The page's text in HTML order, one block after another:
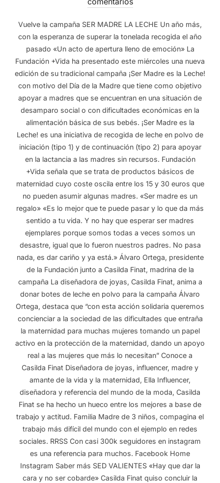
Vuelve la campaña SER MADRE LA LECHE Un año más,
con la esperanza de superar la tonelada recogida el año
pasado «Un acto de apertura lleno de emoción» La
Fundación +Vida ha presentado este miércoles una nueva
edición de su tradicional campaña ¡Ser Madre es la Leche!
con motivo del Día de la Madre que tiene como objetivo
apoyar a madres que se encuentran en una situación de
desamparo social o con dificultades económicas en la
alimentación básica de sus bebés. ¡Ser Madre es la
Leche! es una iniciativa de recogida de leche en polvo de
iniciación (tipo 1) y de continuación (tipo 2) para apoyar
en la lactancia a las madres sin recursos. Fundación
+Vida señala que se trata de productos básicos de
maternidad cuyo coste oscila entre los 15 y 30 euros que
no pueden asumir algunas madres. «Ser madre es un
regalo» «Es lo mejor que te puede pasar y lo que da más
sentido a tu vida. Y no hay que esperar ser madres
ejemplares porque somos todas a veces somos un
desastre, igual que lo fueron nuestros padres. No pasa
nada, es dar cariño y ya está.» Álvaro Ortega, presidente
de la Fundación junto a Casilda Finat, madrina de la
campaña La diseñadora de joyas, Casilda Finat, anima a
donar botes de leche en polvo para la campaña Álvaro
Ortega, destaca que “con esta acción solidaria queremos
concienciar a la sociedad de las dificultades que entraña
la maternidad para muchas mujeres tomando un papel
activo en la protección de la maternidad, dando un apoyo
real a las mujeres que más lo necesitan” Conoce a
Casilda Finat Diseñadora de joyas, influencer, madre y
amante de la vida y la maternidad, Ella Influencer,
diseñadora y referencia del mundo de la moda, Casilda
Finat se ha hecho un hueco entre los mejores a base de
trabajo y actitud. Familia Madre de 3 niños, compagina el
trabajo más difícil del mundo con el ejemplo en redes
sociales. RRSS Con casi 300k seguidores en instagram
es una referencia para muchos. Facebook Home
Instagram Saber más SED VALIENTES «Hay que dar la
cara y no ser cobarde» Casilda Finat quiso concluir la